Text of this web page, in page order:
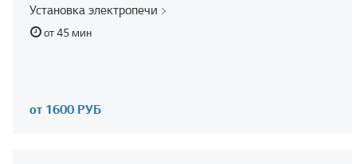
Установка электропечи
от 45 мин
от 1600 РУБ